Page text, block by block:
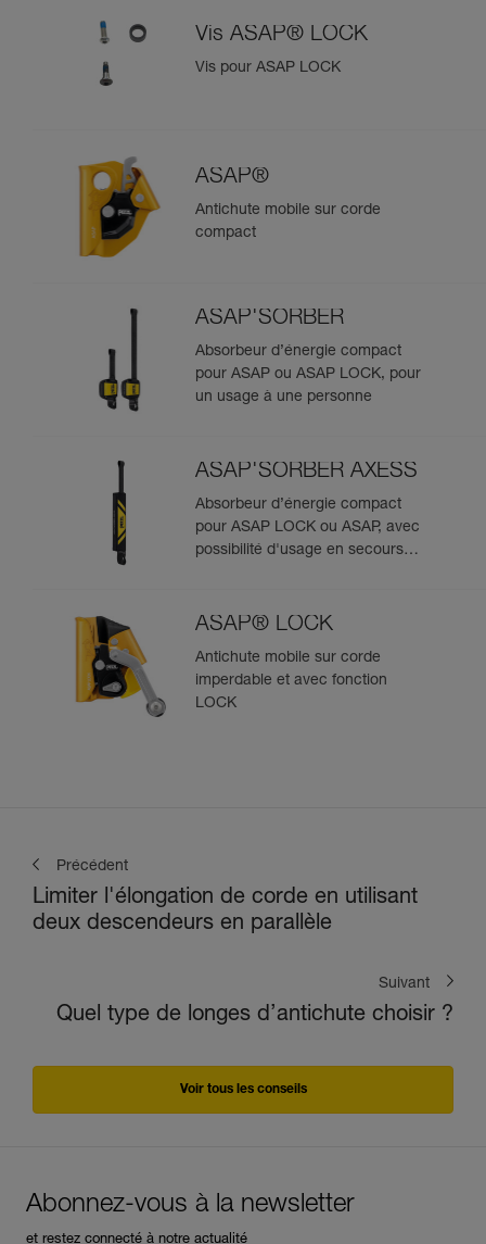
Vis ASAP® LOCK
Vis pour ASAP LOCK
ASAP®
Antichute mobile sur corde
compact
ASAP'SORBER
Absorbeur d’énergie compact
pour ASAP ou ASAP LOCK, pour
un usage à une personne
ASAP'SORBER AXESS
Absorbeur d’énergie compact
pour ASAP LOCK ou ASAP, avec
possibilité d'usage en secours
ASAP® LOCK
Antichute mobile sur corde
imperdable et avec fonction
LOCK
Précédent
Limiter l'élongation de corde en utilisant
deux descendeurs en parallèle
Suivant
Quel type de longes d’antichute choisir ?
Voir tous les conseils
Abonnez-vous à la newsletter
et restez connecté à notre actualité